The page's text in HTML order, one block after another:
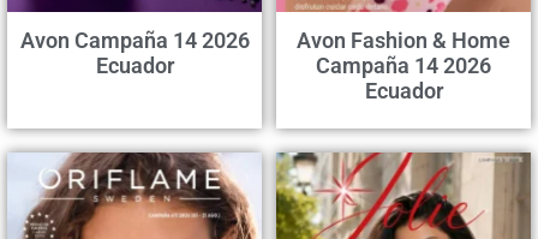
Avon Campaña 14 2026
Ecuador
Avon Fashion & Home
Campaña 14 2026
Ecuador